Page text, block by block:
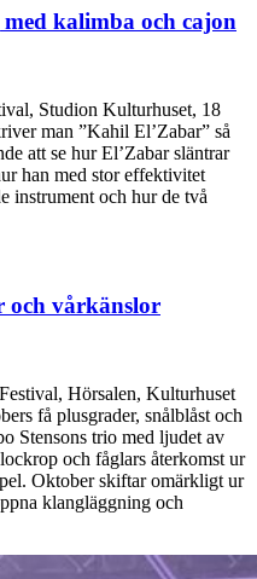
kalimba och cajon
Studion Kulturhuset, 18
man ”Kahil El’Zabar” så
att se hur El’Zabar släntrar
han med stor effektivitet
instrument och hur de två
och vårkänslor
Hörsalen, Kulturhuset
få plusgrader, snålblåst och
Stensons trio med ljudet av
och fåglars återkomst ur
Oktober skiftar omärkligt ur
klangläggning och